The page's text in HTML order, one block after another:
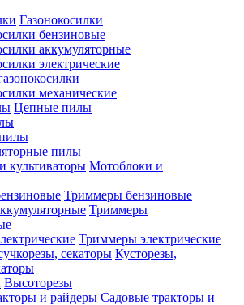
Газонокосилки
бензиновые
аккумуляторные
электрические
механические
Цепные пилы
пилы
Мотоблоки и
Триммеры бензиновые
Триммеры
Триммеры электрические
Кусторезы,
Высоторезы
Садовые тракторы и